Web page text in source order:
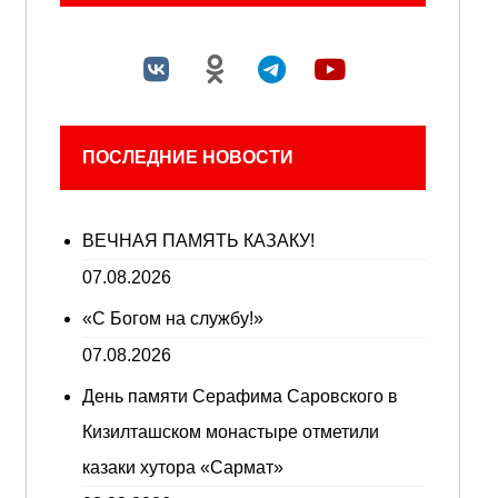
ПОСЛЕДНИЕ НОВОСТИ
ВЕЧНАЯ ПАМЯТЬ КАЗАКУ!
07.08.2026
«С Богом на службу!»
07.08.2026
День памяти Серафима Саровского в
Кизилташском монастыре отметили
казаки хутора «Сармат»